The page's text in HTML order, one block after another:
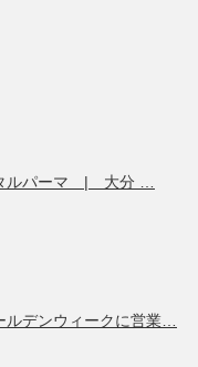
ルパーマ | 大分 …
ルデンウィークに営業…